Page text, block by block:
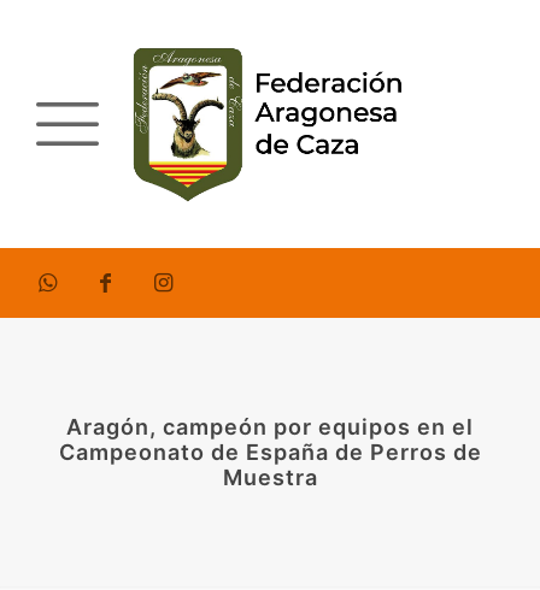
Aragón, campeón por equipos en el
Campeonato de España de Perros de
Muestra